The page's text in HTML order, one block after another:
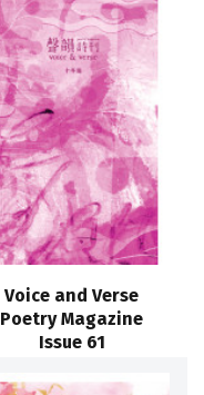
Voice and Verse
Poetry Magazine
Issue 61